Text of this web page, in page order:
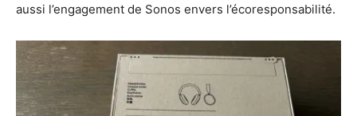
aussi l’engagement de Sonos envers l’écoresponsabilité.